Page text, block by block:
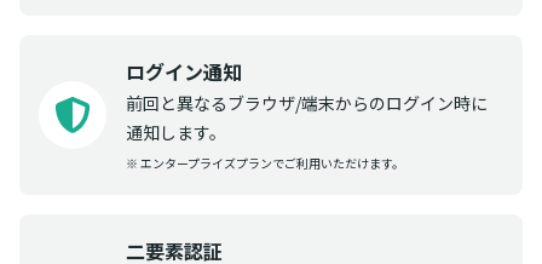
ログイン通知
前回と異なるブラウザ/端末からのログイン時に
通知します。
※ エンタープライズプランでご利用いただけます。
二要素認証